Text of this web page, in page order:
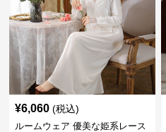
¥6,060 (税込)
ルームウェア 優美な姫系レース